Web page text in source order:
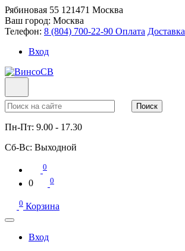
Рябиновая 55 121471 Москва
Ваш город: Москва
Телефон: 8 (804) 700-22-90 Оплата Доставка
Вход
Поиск
Пн-Пт: 9.00 - 17.30
Сб-Вс: Выходной
0
0 0
0 Корзина
Вход